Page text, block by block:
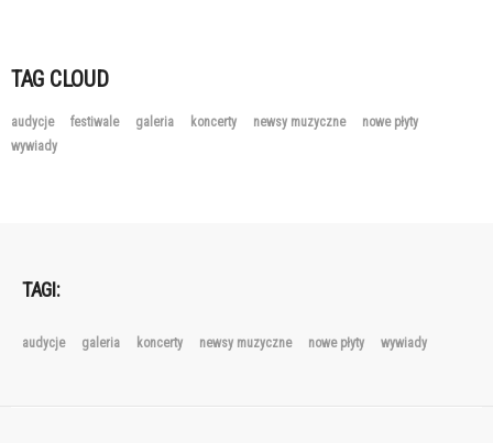
TAG CLOUD
audycje festiwale galeria koncerty newsy muzyczne
nowe płyty
wywiady
TAGI:
audycje galeria koncerty newsy muzyczne nowe płyty wywiady